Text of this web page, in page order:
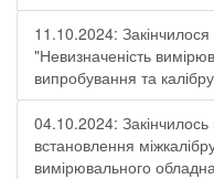
11.10.2024:
"Невизначеність
випробування та
04.10.2024:
встановлення
вимірювального